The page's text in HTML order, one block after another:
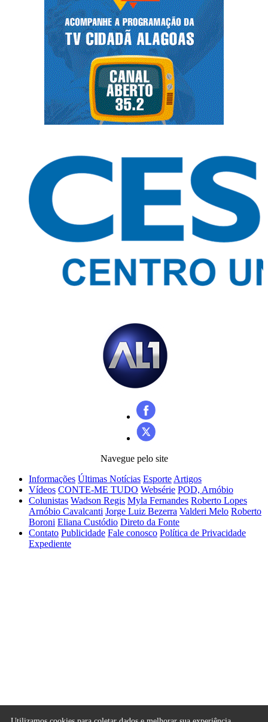
Navegue pelo site
Informações Últimas Notícias Esporte Artigos
Vídeos CONTE-ME TUDO Websérie POD, Arnóbio
Colunistas Wadson Regis Myla Fernandes Roberto Lopes
Arnóbio Cavalcanti Jorge Luiz Bezerra Valderi Melo Roberto
Boroni Eliana Custódio Direto da Fonte
Contato Publicidade Fale conosco Política de Privacidade
Expediente
Endereço:Rua Durval Guimarães, 985/A, Edifício Luxor, Aptº
701, Ponta Verde, Maceió, Alagoas, CEP: 57.035-060